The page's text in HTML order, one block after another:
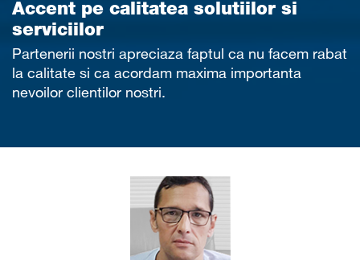
Accent pe calitatea solutiilor si
serviciilor
Partenerii nostri apreciaza faptul ca nu facem rabat
la calitate si ca acordam maxima importanta
nevoilor clientilor nostri.